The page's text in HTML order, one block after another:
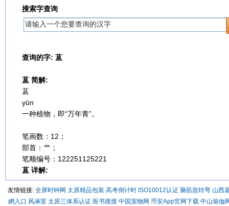
搜索字查询
查询的字: 蒀
蒀 简解:
蒀
yūn
一种植物，即“万年青”。
笔画数：12；
部首：艹；
笔顺编号：122251125221
蒀 详解:
友情链接: 全屏时钟网 太原精品包装 高考倒计时 ISO10012认证 脑筋急转弯 山西
網入口 风淋室 太原三体系认证 医书搜搜 中国宠物网 币安App官网下载 中山瑜伽